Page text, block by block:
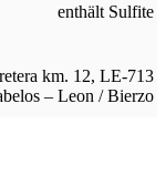
enthält Sulfite
km. 12, LE-713
– Leon / Bierzo